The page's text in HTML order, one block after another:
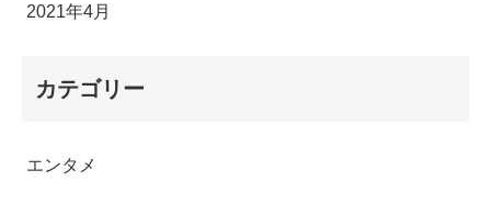
2021年4月
カテゴリー
エンタメ